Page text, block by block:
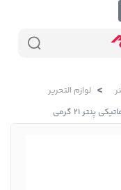
لوازم التحریر
پنتر 21 گرمی